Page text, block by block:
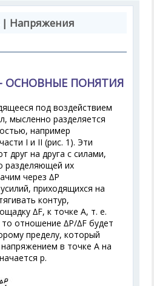
Напряжения
ОСНОВНЫЕ ПОНЯТИЯ
под воздействием
мысленно разделяется
например
I и II (рис. 1). Эти
друг на друга с силами,
разделяющей их
через ∆Р
приходящихся на
контур,
∆F, к точке А, т. е.
отношение ∆P/∆F будет
пределу, который
в точке А на
р.